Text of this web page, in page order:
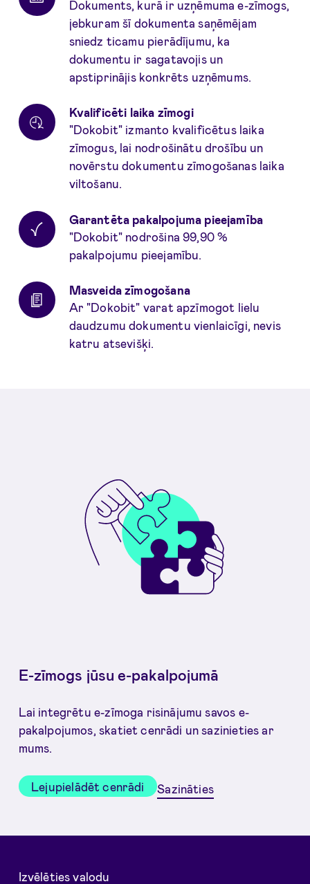
Dokuments, kurā ir uzņēmuma e-zīmogs,
jebkuram šī dokumenta saņēmējam
sniedz ticamu pierādījumu, ka
dokumentu ir sagatavojis un
apstiprinājis konkrēts uzņēmums.
Kvalificēti laika zīmogi
"Dokobit" izmanto kvalificētus laika
zīmogus, lai nodrošinātu drošību un
novērstu dokumentu zīmogošanas laika
viltošanu.
Garantēta pakalpojuma pieejamība
"Dokobit" nodrošina 99,90 %
pakalpojumu pieejamību.
Masveida zīmogošana
Ar "Dokobit" varat apzīmogot lielu
daudzumu dokumentu vienlaicīgi, nevis
katru atsevišķi.
E-zīmogs jūsu e-pakalpojumā
Lai integrētu e-zīmoga risinājumu savos e-
pakalpojumos, skatiet cenrādi un sazinieties ar
mums.
Lejupielādēt cenrādi Sazināties
Izvēlēties valodu